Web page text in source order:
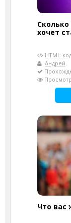
хочет
HTML-
Андрей
Что вас